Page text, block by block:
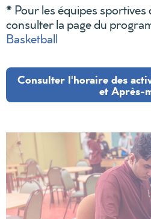
* Pour les équipes sportives
consulter la page du
Basketball
Consulter l'horaire des
et Après-